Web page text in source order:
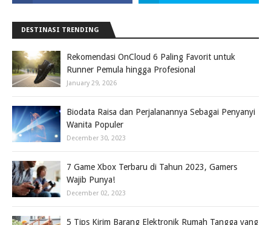
DESTINASI TRENDING
Rekomendasi OnCloud 6 Paling Favorit untuk
Runner Pemula hingga Profesional
January 29, 2026
Biodata Raisa dan Perjalanannya Sebagai Penyanyi
Wanita Populer
December 30, 2023
7 Game Xbox Terbaru di Tahun 2023, Gamers
Wajib Punya!
December 02, 2023
5 Tips Kirim Barang Elektronik Rumah Tangga yang